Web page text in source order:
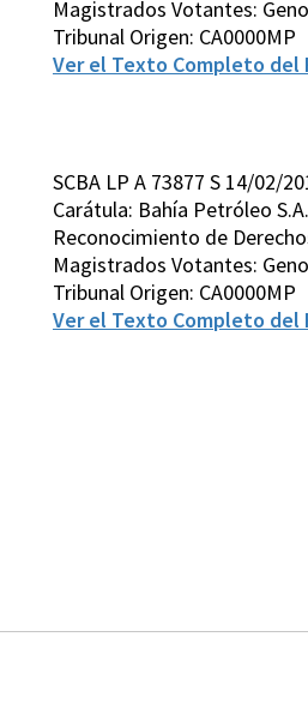
Magistrados Votantes:
Tribunal Origen: CA0000MP
Ver el Texto Completo del
SCBA LP A 73877 S 14/02/
Carátula: Bahía Petróleo
Reconocimiento de
Magistrados Votantes:
Tribunal Origen: CA0000MP
Ver el Texto Completo del